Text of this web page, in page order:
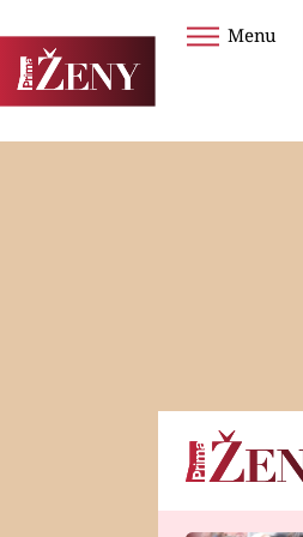
Menu
Horoskopy